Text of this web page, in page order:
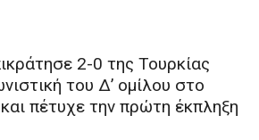
2-0 της Τουρκίας
του Δ’ ομίλου στο
πέτυχε την πρώτη έκπληξη